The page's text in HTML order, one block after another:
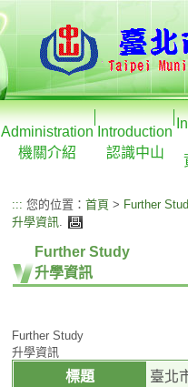
Administration
機關介紹
Introduction
認識中山
::: 您的位置： 首頁 > Further
升學資訊.
Further Study
升學資訊
Further Study
升學資訊
標題
臺北